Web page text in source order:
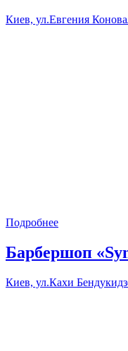
Киев, ул.Евгения
Подробнее
Барбершоп
Киев, ул.Кахи